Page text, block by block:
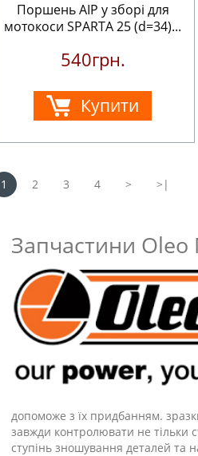
Поршень AIP у зборі для
мотокоси SPARTA 25 (d=34)...
540грн.
Купити
1 2 3 4 > >|
Запчастини Oleo
допоможе з їх придбанням.
завжди контролювати не тільки
ступінь зношування деталей та